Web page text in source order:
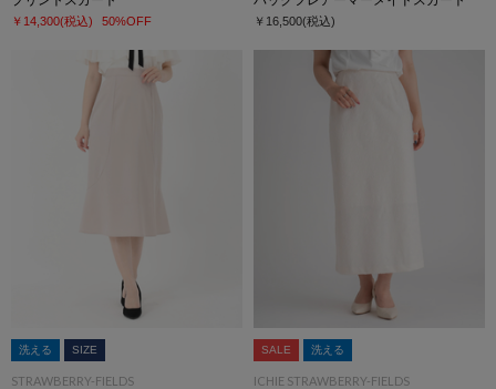
￥14,300(税込) 50%OFF ￥16,500(税込)
洗える SIZE
STRAWBERRY-FIELDS
SALE 洗える
ICHIE STRAWBERRY-FIELDS